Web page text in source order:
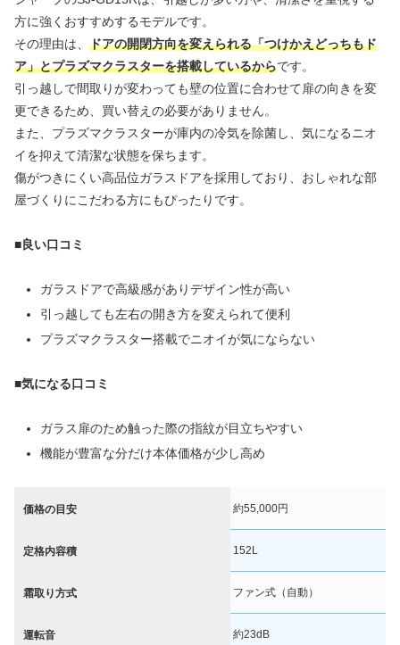
方に強くおすすめするモデルです。
その理由は、 ドアの開閉方向を変えられる「つけかえどっちもド
ア」とプラズマクラスターを搭載しているからです。
引っ越しで間取りが変わっても壁の位置に合わせて扉の向きを変
更できるため、買い替えの必要がありません。
また、プラズマクラスターが庫内の冷気を除菌し、気になるニオ
イを抑えて清潔な状態を保ちます。
傷がつきにくい高品位ガラスドアを採用しており、おしゃれな部
屋づくりにこだわる方にもぴったりです。
■良い口コミ
ガラスドアで高級感がありデザイン性が高い
引っ越しても左右の開き方を変えられて便利
プラズマクラスター搭載でニオイが気にならない
■気になる口コミ
ガラス扉のため触った際の指紋が目立ちやすい
機能が豊富な分だけ本体価格が少し高め
価格の目安 約55,000円
定格内容積 152L
霜取り方式 ファン式（自動）
運転音 約23dB